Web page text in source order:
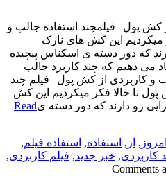
کش پول | فیلمچند استفاده جالب و
میکردیم این کش های نازک
که دور دسته ی اسکناس پیچیده
می دهیم که چند کاربرد جالب
و کاربردی از کش پول | فیلم چند
پول تا حالا فکر میکردیم این کش
رو دارند که دور دسته یRead
, از , استفاده, استفاده فیلم,
کاربردی, خبر جدید, فیلم کاربردی,
Comments